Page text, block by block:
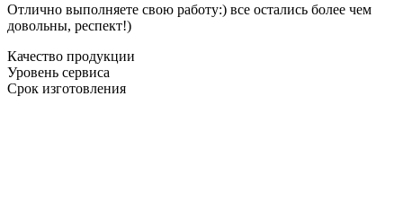
Отлично выполняете свою работу:) все остались более чем
довольны, респект!)
Качество продукции
Уровень сервиса
Срок изготовления